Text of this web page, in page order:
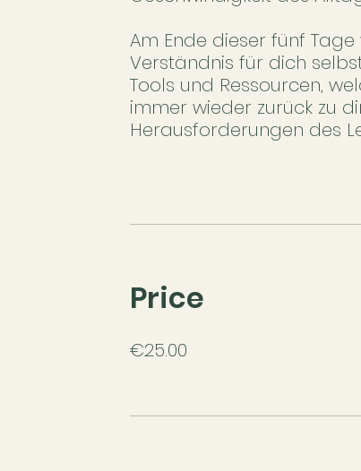
Am Ende dieser fünf
Verständnis für dich
Tools und Ressourcen,
immer wieder zurück zu
Herausforderungen des
Price
€25.00